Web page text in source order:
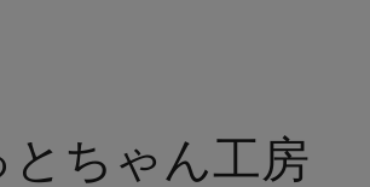
とちゃん工房